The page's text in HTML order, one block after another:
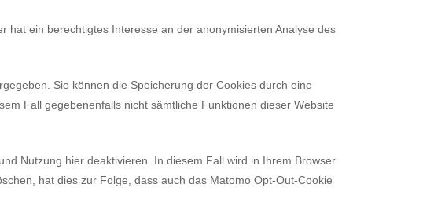
hat ein berechtigtes Interesse an der anonymisierten Analyse des
Sie können die Speicherung der Cookies durch eine
Fall gegebenenfalls nicht sämtliche Funktionen dieser Website
Nutzung hier deaktivieren. In diesem Fall wird in Ihrem Browser
hat dies zur Folge, dass auch das Matomo Opt-Out-Cookie